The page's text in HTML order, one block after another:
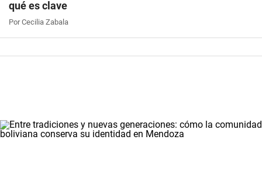
qué es clave
Por Cecilia Zabala